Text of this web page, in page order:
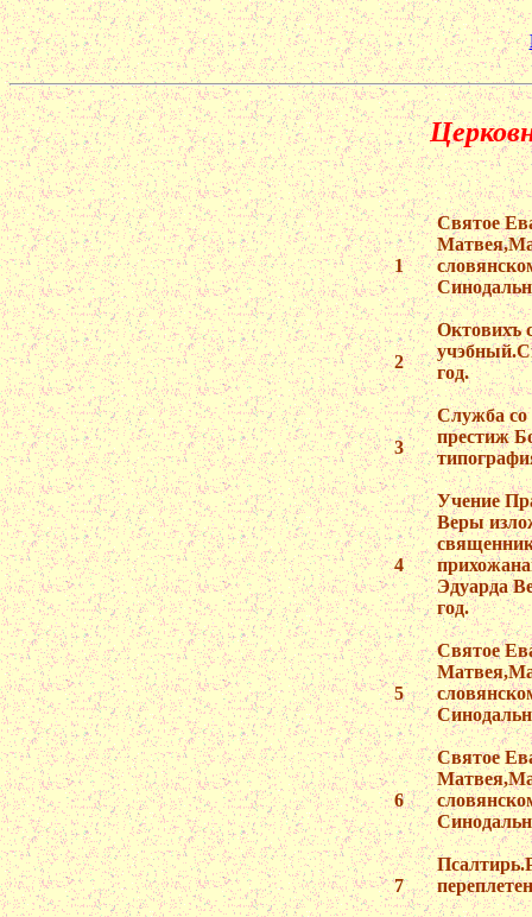
1
Святое
2
Октовихъ
год.
3
Служба со
престиж
4
Учение
Веры
Эдуарда
год.
5
Святое
6
Святое
7